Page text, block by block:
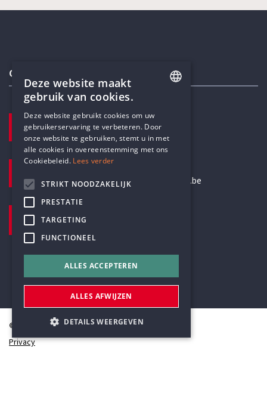
Contactgegevens
TELEFOON
+32 3 233 70 32
E-MAILADRES
secretariaat@humanistischverbond.be
Pottenbrug 4
Antwerpen, 2000
© Humanistisch Verbond 2026
Privacy
DUTCH
Deze website maakt
gebruik van cookies.
Deze website gebruikt cookies om uw
gebruikerservaring te verbeteren. Door
onze website te gebruiken, stemt u in met
alle cookies in overeenstemming met ons
Cookiebeleid. Lees verder
STRIKT NOODZAKELIJK
PRESTATIE
TARGETING
FUNCTIONEEL
ALLES ACCEPTEREN
ALLES AFWIJZEN
DETAILS WEERGEVEN